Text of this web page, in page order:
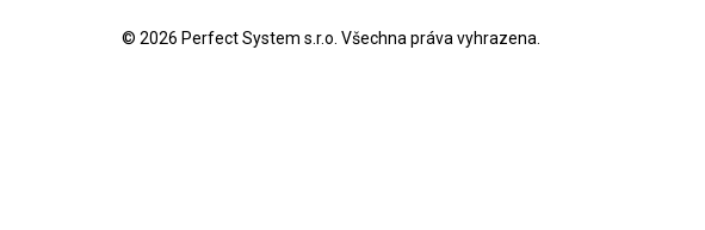
© 2026 Perfect System s.r.o . Všechna práva vyhrazena.